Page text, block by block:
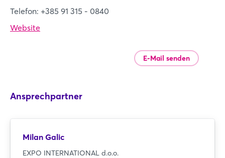
Telefon: +385 91 315 - 0840
Website
E-Mail senden
Ansprechpartner
Milan Galic
EXPO INTERNATIONAL d.o.o.